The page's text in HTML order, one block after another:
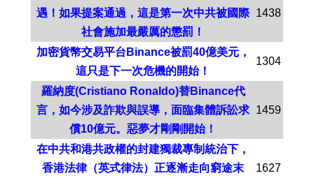
遇！如果提案通過，這是第一次中共被國際
社會施加最嚴厲的懲罰！
1438
加密貨幣交易平台Binance被罰40億美元，
這只是下一次危機的開始！
1304
羅納度(Cristiano Ronaldo)替Binance代
言，如今涉及詐欺與誤導，面臨集體訴訟求
償10億元。惡夢才剛剛開始！
1459
在中共和港共政權的封建獨裁專制統治下，
香港法律（英式律法）正逐漸走向窮途末
1627